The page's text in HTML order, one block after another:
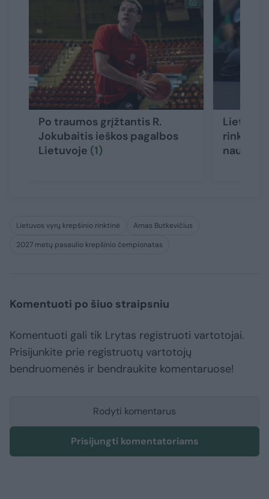
Po traumos grįžtantis R.
Jokubaitis ieškos pagalbos
Lietuvoje (1)
naujas
Lietuvos vyrų krepšinio rinktinė
Arnas Butkevičius
2027 metų pasaulio krepšinio čempionatas
Komentuoti po šiuo straipsniu
Komentuoti gali tik Lrytas registruoti vartotojai.
Prisijunkite prie registruotų vartotojų
bendruomenės ir bendraukite komentaruose!
Rodyti komentarus
Prisijungti komentatoriams